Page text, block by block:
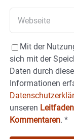
Mit der
sich mit der
Daten durch
Informationen
unseren
Kommentaren. *